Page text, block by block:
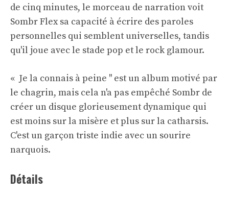
de cinq minutes, le morceau de narration voit
Sombr Flex sa capacité à écrire des paroles
personnelles qui semblent universelles, tandis
qu'il joue avec le stade pop et le rock glamour.
« Je la connais à peine '' est un album motivé par
le chagrin, mais cela n'a pas empêché Sombr de
créer un disque glorieusement dynamique qui
est moins sur la misère et plus sur la catharsis.
C'est un garçon triste indie avec un sourire
narquois.
Détails